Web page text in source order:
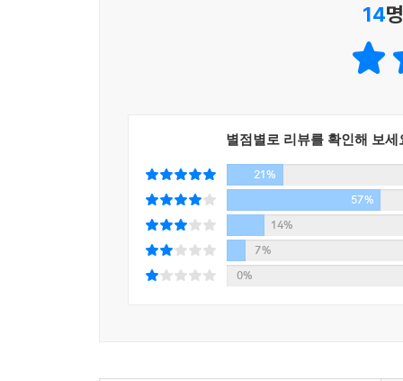
모습을 드러내며 에바는 레나의 낯선 얼굴을
포커스를 맞추고 있다. 프랑스 유학 시절의 경험
14
별점별로 리뷰를 확인해 보세
21%
57%
14%
7%
0%